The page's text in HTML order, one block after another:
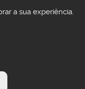
a sua experiência.